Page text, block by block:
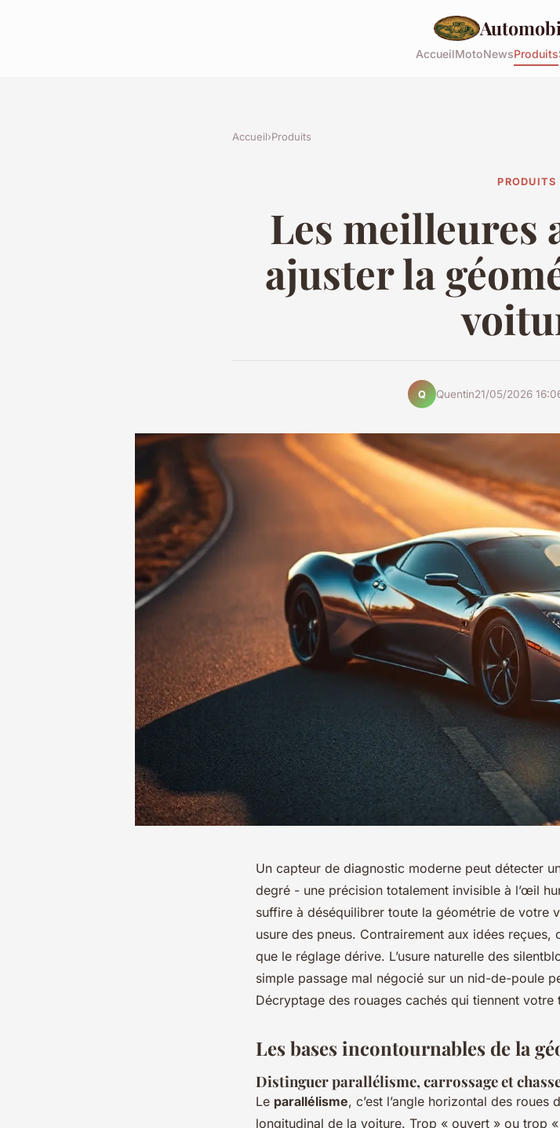
AccueilMotoNewsProduits
Accueil›Produits
PRODUITS
Les meilleures
ajuster la
Q Quentin21/05/2026
Un capteur de diagnostic moderne peut détecter
degré - une précision totalement invisible à l’œil
suffire à déséquilibrer toute la géométrie de votre
usure des pneus. Contrairement aux idées reçues,
que le réglage dérive. L’usure naturelle des
simple passage mal négocié sur un nid-de-poule
Décryptage des rouages cachés qui tiennent votre
Les bases incontournables de la
Distinguer parallélisme, carrossage et
Le parallélisme, c’est l’angle horizontal des roues
longitudinal de la voiture. Trop « ouvert » ou trop